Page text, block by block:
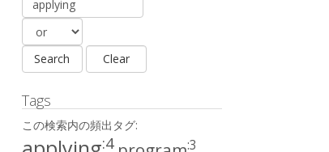
Tags
この検索内の頻出タグ:
:4
:3